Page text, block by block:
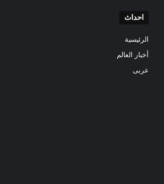
احداث
الرئيسية
أخبار العالم
عربى